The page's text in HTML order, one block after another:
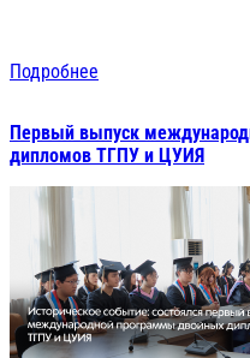
Подробнее
Первый выпуск
дипломов ТГПУ и ЦУИЯ